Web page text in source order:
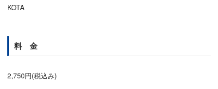
KOTA
料 金
2,750円(税込み)